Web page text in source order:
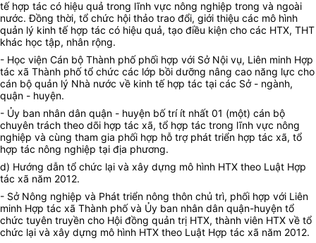
tế hợp tác có hiệu quả trong lĩnh vực nông nghiệp trong và ngoài
nước. Đồng thời, tổ chức hội thảo trao đổi, giới thiệu các mô hình
quản lý kinh tế hợp tác có hiệu quả, tạo điều kiện cho các HTX, THT
khác học tập, nhân rộng.
- Học viện Cán bộ Thành phố phối hợp với Sở Nội vụ, Liên minh Hợp
tác xã Thành phố tổ chức các lớp bồi dưỡng nâng cao năng lực cho
cán bộ quản lý Nhà nước về kinh tế hợp tác tại các Sở - ngành,
quận - huyện.
- Ủy ban nhân dân quận - huyện bố trí ít nhất 01 (một) cán bộ
chuyên trách theo dõi hợp tác xã, tổ hợp tác trong lĩnh vực nông
nghiệp và cùng tham gia phối hợp hỗ trợ phát triển hợp tác xã, tổ
hợp tác nông nghiệp tại địa phương.
d) Hướng dẫn tổ chức lại và xây dựng mô hình HTX theo Luật Hợp
tác xã năm 2012.
- Sở Nông nghiệp và Phát triển nông thôn chủ trì, phối hợp với Liên
minh Hợp tác xã Thành phố và Ủy ban nhân dân quận-huyện tổ
chức tuyên truyền cho Hội đồng quản trị HTX, thành viên HTX về tổ
chức lại và xây dựng mô hình HTX theo Luật Hợp tác xã năm 2012.